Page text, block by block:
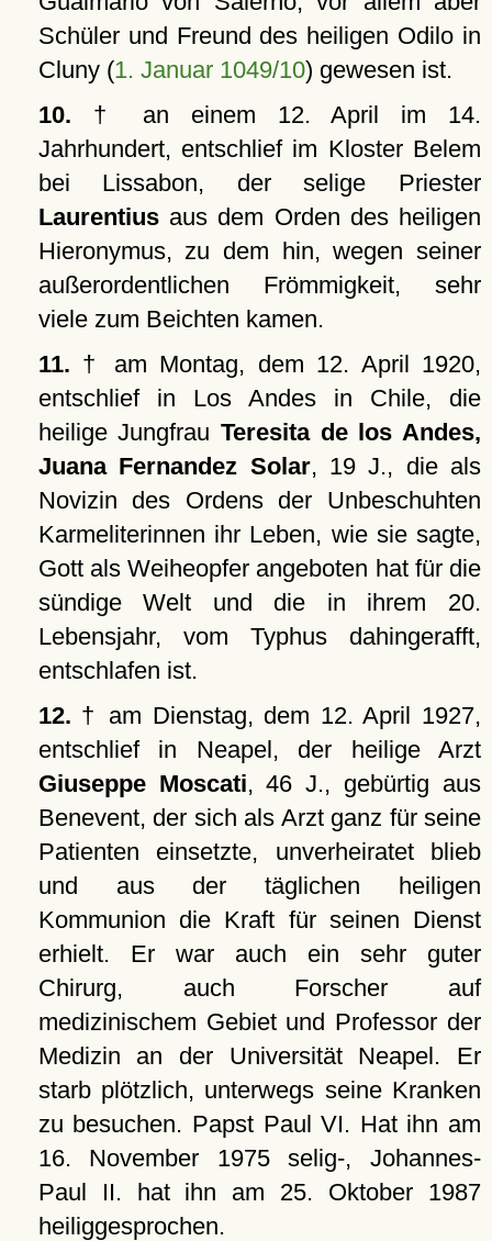
Schüler und Freund des heiligen Odilo in
Cluny (1. Januar 1049/10) gewesen ist.
10. † an einem 12. April im 14.
Jahrhundert, entschlief im Kloster Belem
bei Lissabon, der selige Priester
Laurentiusaus dem Orden des heiligen
Hieronymus, zu dem hin, wegen seiner
außerordentlichen Frömmigkeit, sehr
viele zum Beichten kamen.
11. † am Montag, dem 12. April 1920,
entschlief in Los Andes in Chile, die
heilige JungfrauTeresita de los Andes,
Juana Fernandez Solar, 19 J., die als
Novizin des Ordens der Unbeschuhten
Karmeliterinnen ihr Leben, wie sie sagte,
Gott als Weiheopfer angeboten hat für die
sündige Welt und die in ihrem 20.
Lebensjahr, vom Typhus dahingerafft,
entschlafen ist.
12. † am Dienstag, dem 12. April 1927,
entschlief in Neapel, der heilige Arzt
Giuseppe Moscati, 46 J., gebürtig aus
Benevent, der sich als Arzt ganz für seine
Patienten einsetzte, unverheiratet blieb
und aus der täglichen heiligen
Kommunion die Kraft für seinen Dienst
erhielt. Er war auch ein sehr guter
Chirurg, auch Forscher auf
medizinischem Gebiet und Professor der
Medizin an der Universität Neapel. Er
starb plötzlich, unterwegs seine Kranken
zu besuchen. Papst Paul VI. Hat ihn am
16. November 1975 selig-, Johannes-
Paul II. hat ihn am 25. Oktober 1987
heiliggesprochen.